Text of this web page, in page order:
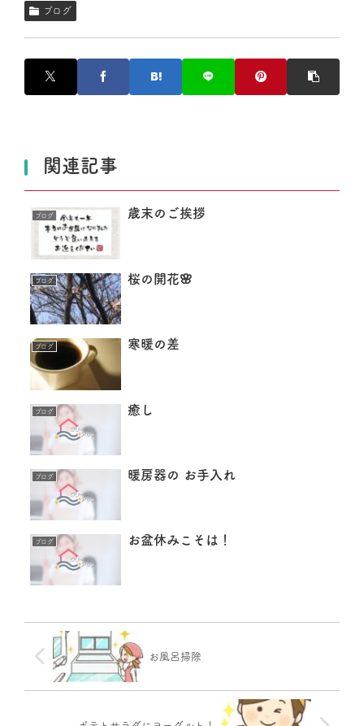
ブログ
関連記事
ブログ 歳末のご挨拶
ブログ 桜の開花🌸
ブログ 寒暖の差
ブログ 癒し
ブログ 暖房器の お手入れ
ブログ お盆休みこそは！
お風呂掃除